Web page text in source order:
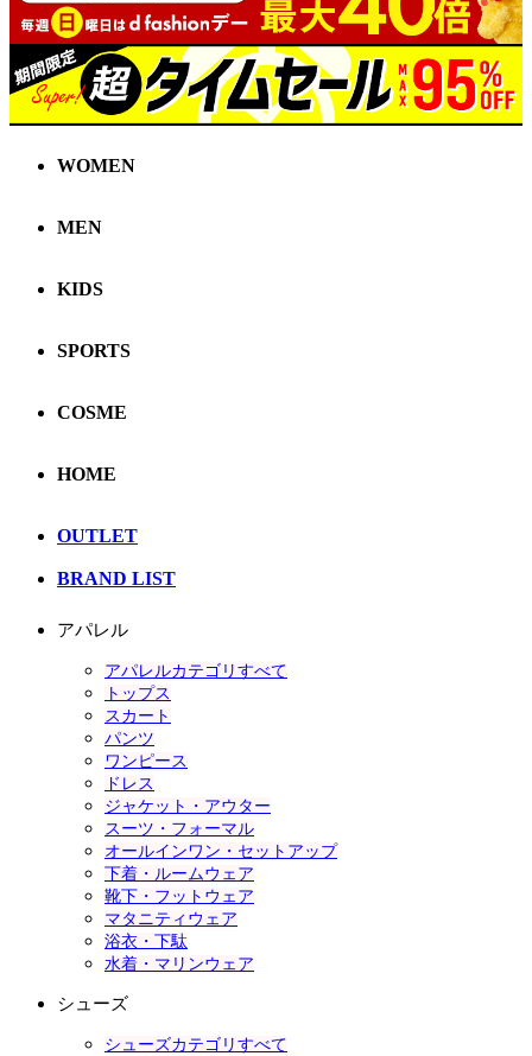
WOMEN
MEN
KIDS
SPORTS
COSME
HOME
OUTLET
BRAND LIST
アパレル
アパレルカテゴリすべて
トップス
スカート
パンツ
ワンピース
ドレス
ジャケット・アウター
スーツ・フォーマル
オールインワン・セットアップ
下着・ルームウェア
靴下・フットウェア
マタニティウェア
浴衣・下駄
水着・マリンウェア
シューズ
シューズカテゴリすべて